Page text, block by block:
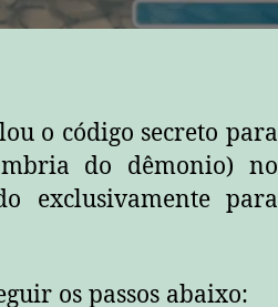
o código secreto para
do dêmonio) no
exclusivamente para
os passos abaixo: